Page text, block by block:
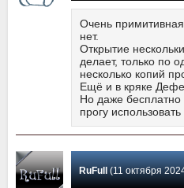
Очень
нет.
Открытие
делает, только по
несколько копий
Ещё и в кряке
Но даже
прогу использовать
RuFull(11 октября 2024